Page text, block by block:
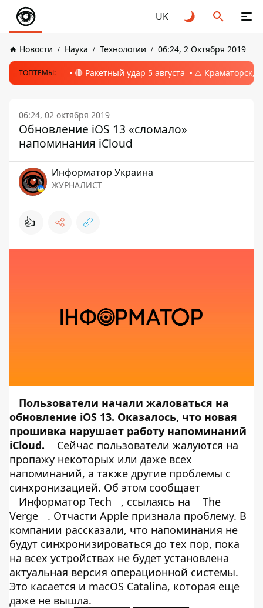
UK
Новости Наука Технологии 06:24, 2 Октября 2019
ТОПТЕМЫ: 🔴 Ракетный удар 5 августа ⚠️ Краматорск,
06:24, 02 октября 2019
Обновление iOS 13 «сломало»
напоминания iCloud
Информатор Украина
ЖУРНАЛИСТ
👍
Пользователи начали жаловаться на
обновление iOS 13. Оказалось, что новая
прошивка нарушает работу напоминаний
iCloud.
Сейчас пользователи жалуются на
пропажу некоторых или даже всех
напоминаний, а также другие проблемы с
синхронизацией. Об этом сообщает
Информатор Tech
, ссылаясь на
The
Verge
. Отчасти Apple признала проблему. В
компании рассказали, что напоминания не
будут синхронизироваться до тех пор, пока
на всех устройствах не будет установлена
актуальная версия операционной системы.
Это касается и macOS Catalina, которая еще
даже не вышла.